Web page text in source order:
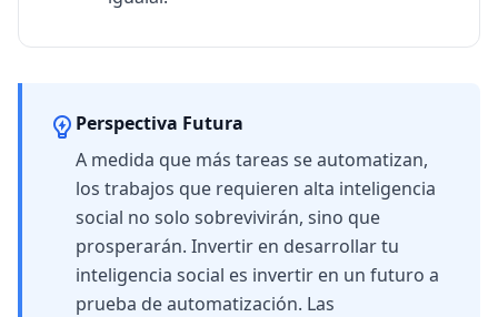
Perspectiva Futura
A medida que más tareas se automatizan,
los trabajos que requieren alta inteligencia
social no solo sobrevivirán, sino que
prosperarán. Invertir en desarrollar tu
inteligencia social es invertir en un futuro a
prueba de automatización. Las